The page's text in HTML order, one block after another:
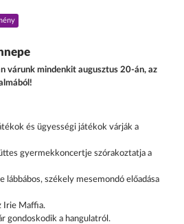
várunk mindenkit augusztus 20-án, az
és ügyességi játékok várják a
gyermekkoncertje szórakoztatja a
lábbábos, székely mesemondó előadása
Irie Maffia.
gondoskodik a hangulatról.